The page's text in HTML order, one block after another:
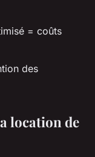
= coûts
des
location de